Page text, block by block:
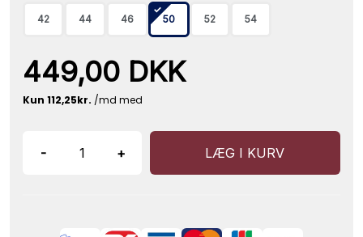
42 44 46 50 52 54
449,00 DKK
- + LÆG I KURV